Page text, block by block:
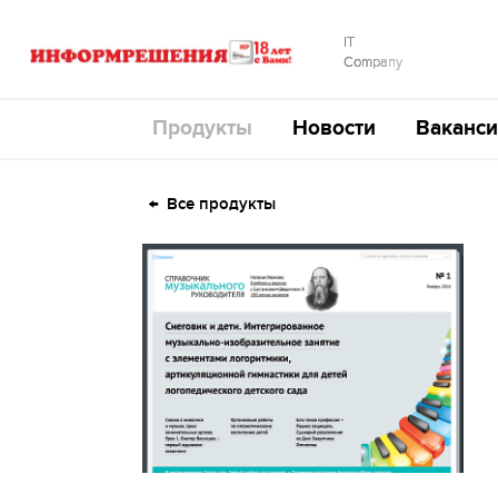
IT
Company
Продукты Новости
Все продукты